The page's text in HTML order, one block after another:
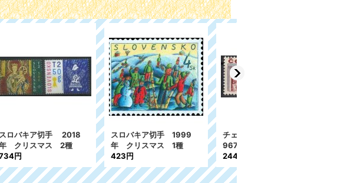
チェコスロバキア切手 1
986年 鳥 国際平和
107円
チェコスロバキア切手 1
990年 絵画 ミュシ
ャ 故郷のスラヴ人 1種
543円